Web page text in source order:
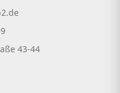
43-44